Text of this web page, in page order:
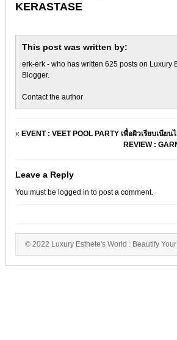
KERASTASE
This post was written by:
erk-erk - who has written 625 posts on Luxury
Blogger.
Contact the author
« EVENT : VEET POOL PARTY เพื่อผิวเรียบเนียน
REVIEW :
Leave a Reply
You must be logged in to post a comment.
© 2022 Luxury Esthete's World : Beautify